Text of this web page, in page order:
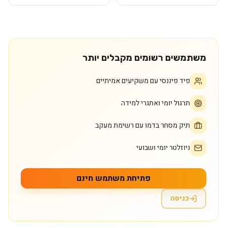
משתמשים רשומים מקבלים יותר
פיד פיננסי עם משקיעים אמיתיים
תרגול יומי ואתגרי למידה
תיק מסחר בדמו עם רשימת מעקב
ניוזלטר יומי ושבועי
פתיחת משתמש חינם
כניסה